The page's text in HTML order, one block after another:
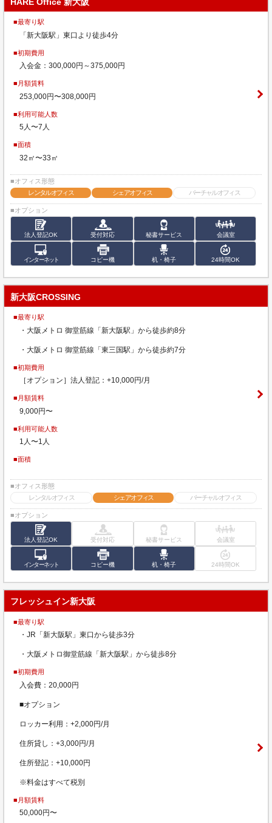
■最寄り駅
「新大阪駅」東口より徒歩4分
■初期費用
入会金：300,000円～375,000円
■月額賃料
253,000円〜308,000円
■利用可能人数
5人〜7人
■面積
32㎡〜33㎡
■オフィス形態
レンタルオフィス
シェアオフィス バーチャルオフィス
■オプション
法人登記OK 受付対応 秘書サービス 会議室
インターネット コピー機 机・椅子 24時間OK
新大阪CROSSING
■最寄り駅
・大阪メトロ 御堂筋線「新大阪駅」から徒歩約8分
・大阪メトロ 御堂筋線「東三国駅」から徒歩約7分
■初期費用
［オプション］法人登記：+10,000円/月
■月額賃料
9,000円〜
■利用可能人数
1人〜1人
■面積
■オフィス形態
レンタルオフィス
シェアオフィス バーチャルオフィス
■オプション
法人登記OK 受付対応 秘書サービス 会議室
インターネット コピー機 机・椅子 24時間OK
フレッシュイン新大阪
■最寄り駅
・JR「新大阪駅」東口から徒歩3分
・大阪メトロ御堂筋線「新大阪駅」から徒歩8分
■初期費用
入会費：20,000円
■オプション
ロッカー利用：+2,000円/月
住所貸し：+3,000円/月
住所登記：+10,000円
※料金はすべて税別
■月額賃料
50,000円〜